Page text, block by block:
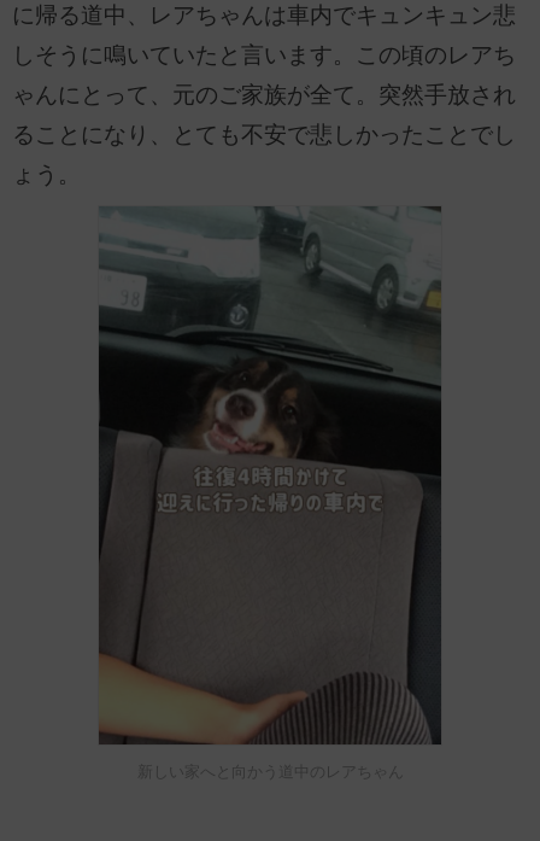
に帰る道中、レアちゃんは車内でキュンキュン悲
しそうに鳴いていたと言います。この頃のレアち
ゃんにとって、元のご家族が全て。突然手放され
ることになり、とても不安で悲しかったことでし
ょう。
新しい家へと向かう道中のレアちゃん